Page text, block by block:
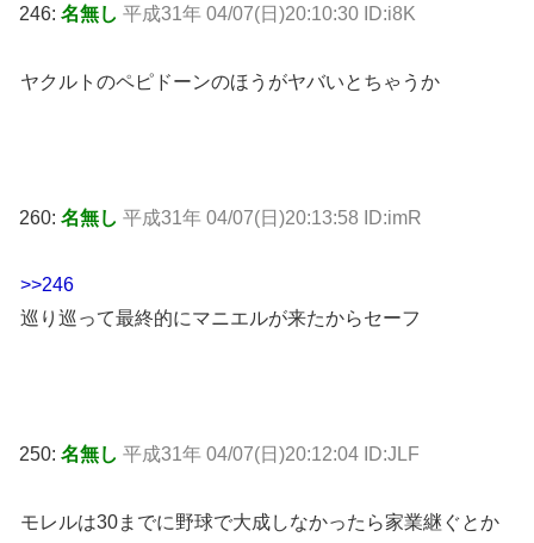
246: 名無し 平成31年 04/07(日)20:10:30 ID:i8K
ヤクルトのペピドーンのほうがヤバいとちゃうか
260: 名無し 平成31年 04/07(日)20:13:58 ID:imR
>>246
巡り巡って最終的にマニエルが来たからセーフ
250: 名無し 平成31年 04/07(日)20:12:04 ID:JLF
モレルは30までに野球で大成しなかったら家業継ぐとか